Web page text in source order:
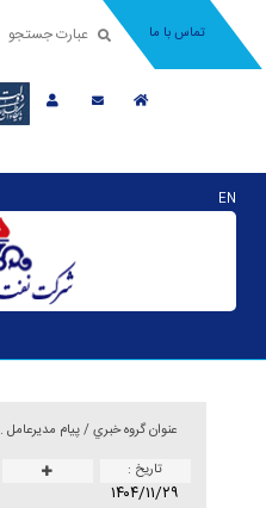
تماس با ما
EN
عنوان گروه خبري /پیام مدیرعامل .
تاريخ :
۱۴۰۴/۱۱/۲۹